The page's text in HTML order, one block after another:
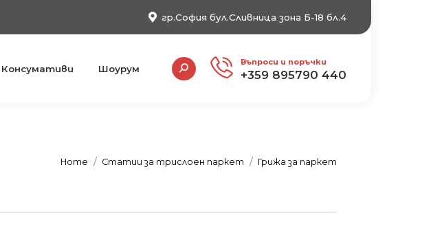
гр.София бул.Сливница зона Б-18 бл.4
Консумативи Шоурум
Search: Въпроси и поръчки
+359 895790 440
Home
Статии за трислоен паркет Грижа за паркет